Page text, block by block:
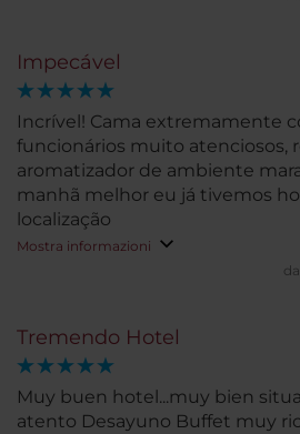
Impecável
Incrível! Cama extremamente
funcionários muito atenciosos,
aromatizador de ambiente
manhã melhor eu já tivemos
localização
Mostra informazioni
Tremendo Hotel
Muy buen hotel...muy bien
atento Desayuno Buffet muy